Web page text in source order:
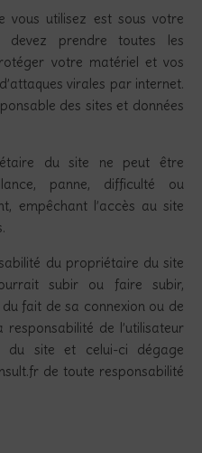
vous utilisez est sous votre
devez prendre toutes les
votre matériel et vos
virales par internet.
des sites et données
du site ne peut être
panne, difficulté ou
empêchant l’accès au site
du propriétaire du site
subir ou faire subir,
fait de sa connexion ou de
de l’utilisateur
du site et celui-ci dégage
de toute responsabilité